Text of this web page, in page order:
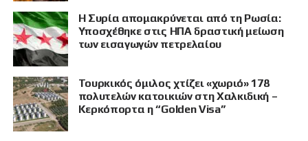
Η Συρία απομακρύνεται από τη Ρωσία:
Υποσχέθηκε στις ΗΠΑ δραστική μείωση
των εισαγωγών πετρελαίου
Τουρκικός όμιλος χτίζει «χωριό» 178
πολυτελών κατοικιών στη Χαλκιδική –
Κερκόπορτα η “Golden Visa”